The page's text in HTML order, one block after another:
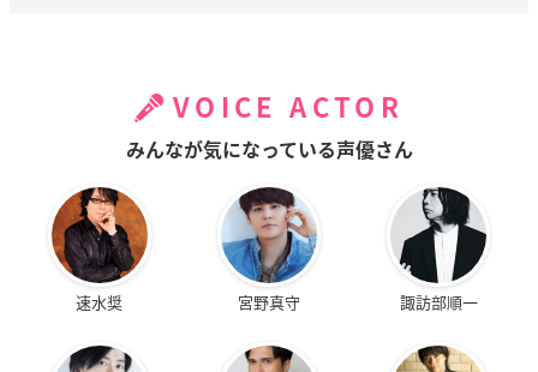
VOICE ACTOR
みんなが気になっている声優さん
速水奨 宮野真守 諏訪部順一